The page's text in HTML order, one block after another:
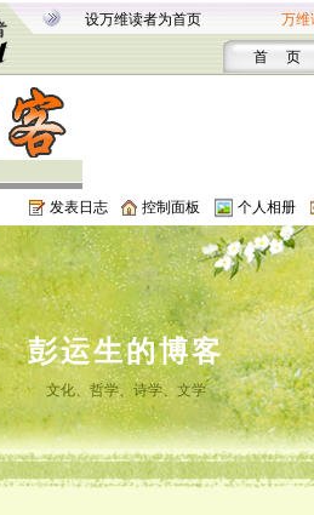
设万维读者为首页 万维
首 页
发表日志 控制面板 个人相册
彭运生的博客
文化、哲学、诗学、文学